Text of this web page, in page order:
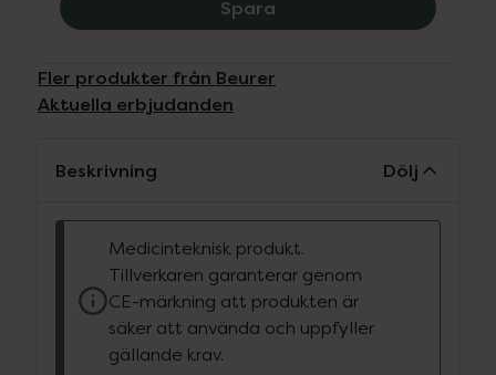
Spara
Fler produkter från Beurer
Aktuella erbjudanden
Beskrivning Dölj
Medicinteknisk produkt.
Tillverkaren garanterar genom
CE-märkning att produkten är
säker att använda och uppfyller
gällande krav.